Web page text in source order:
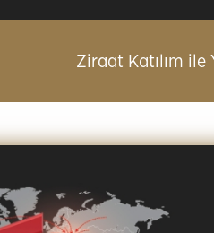
Ziraat Katılım ile